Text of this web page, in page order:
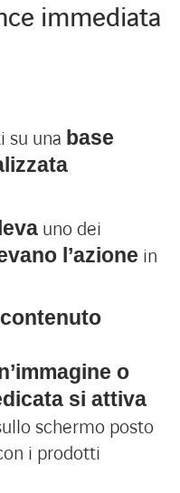
immediata
su una base
uno dei
l’azione in
o
si attiva
schermo posto
i prodotti